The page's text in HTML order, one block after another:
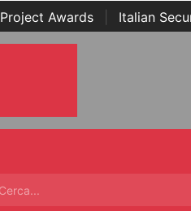
Awards
Italian